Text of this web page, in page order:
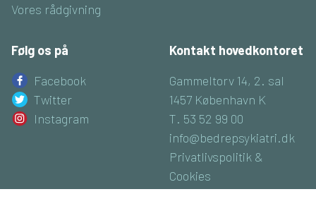
Vores rådgivning
Følg os på
Facebook
Twitter
Instagram
Kontakt hovedkontoret
Gammeltorv 14, 2. sal
1457 København K
T. 53 52 99 00
info@bedrepsykiatri.dk
Privatlivspolitik &
Cookies